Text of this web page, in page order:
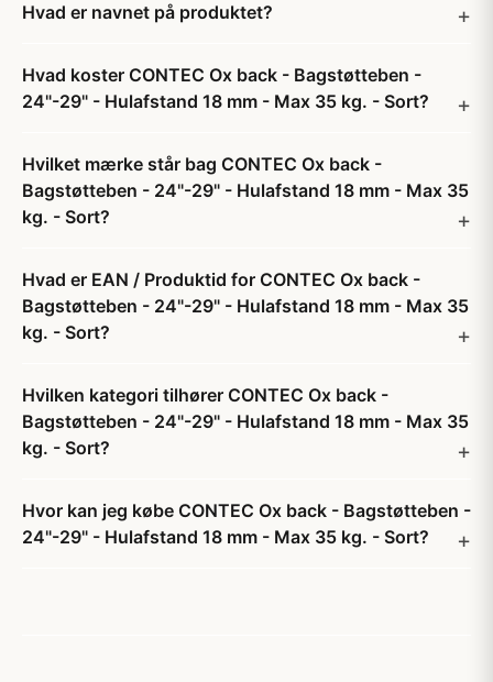
Hvad er navnet på produktet?
Hvad koster CONTEC Ox back - Bagstøtteben -
24"-29" - Hulafstand 18 mm - Max 35 kg. - Sort?
Hvilket mærke står bag CONTEC Ox back -
Bagstøtteben - 24"-29" - Hulafstand 18 mm - Max 35
kg. - Sort?
Hvad er EAN / Produktid for CONTEC Ox back -
Bagstøtteben - 24"-29" - Hulafstand 18 mm - Max 35
kg. - Sort?
Hvilken kategori tilhører CONTEC Ox back -
Bagstøtteben - 24"-29" - Hulafstand 18 mm - Max 35
kg. - Sort?
Hvor kan jeg købe CONTEC Ox back - Bagstøtteben -
24"-29" - Hulafstand 18 mm - Max 35 kg. - Sort?